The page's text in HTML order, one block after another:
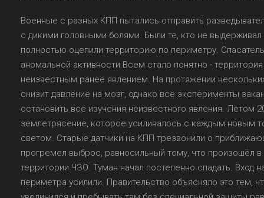
Военные с разных КПП пытались отправить
с дикими головными болями. Были те, кто не
полностью оцепили территорию по периметру.
аномальной активности.Всем стало понятно -
неизвестным ранее явлением. На протяжении
снизит давление на мозг, однако все эксперименты
остановить все изучения неизвестного явления. Летом
землетрясение, которое усиливалось с каждым новым
светом. Старые датчики на КПП трезвонили о
прогремел выброс, равносильный тому, что произошёл в
территории ЧЗО. Туман начал постепенно спадать.
периметра усилили. Правительство объясняло это тем,